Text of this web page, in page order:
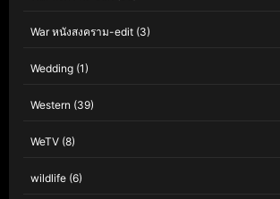
War หนังสงคราม-edit (3)
Wedding (1)
Western (39)
WeTV (8)
wildlife (6)